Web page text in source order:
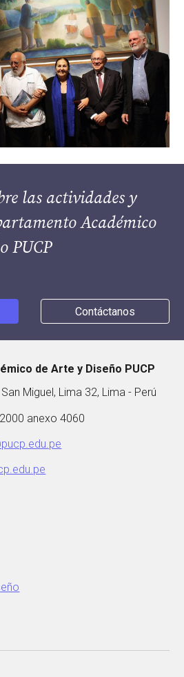
las actividades y
Académico
PUCP
Contáctanos
de Arte y Diseño PUCP
Miguel, Lima 32, Lima - Perú
anexo 4060